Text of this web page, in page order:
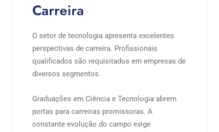
Carreira
O setor de tecnologia apresenta excelentes
perspectivas de carreira. Profissionais
qualificados são requisitados em empresas de
diversos segmentos.
Graduações em Ciência e Tecnologia abrem
portas para carreiras promissoras. A
constante evolução do campo exige